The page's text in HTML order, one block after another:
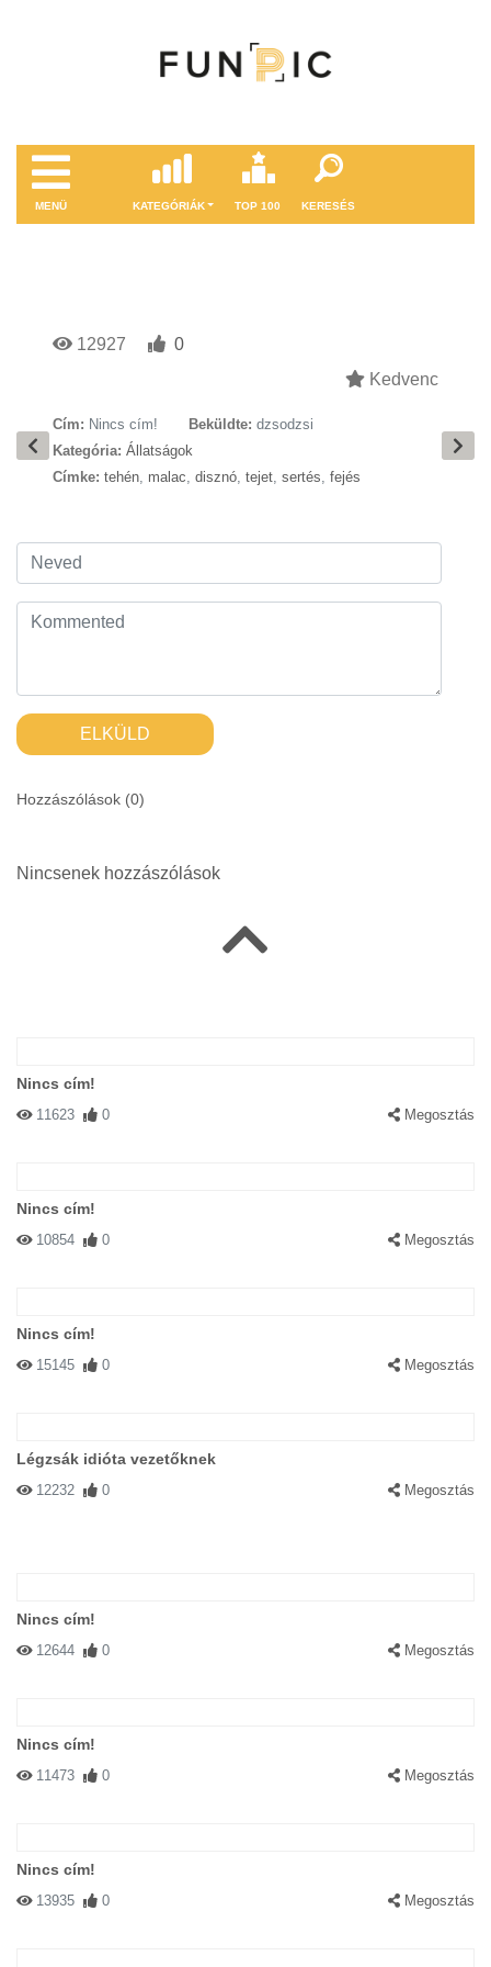
MENÜ KATEGÓRIÁK TOP 100 KERESÉS
12927
0
Kedvenc
Cím: Nincs cím! Beküldte: dzsodzsi
Kategória: Állatságok
Címke: tehén, malac, disznó, tejet, sertés, fejés
ELKÜLD
Hozzászólások (0)
Nincsenek hozzászólások
Nincs cím!
11623 0 Megosztás
Nincs cím!
10854 0 Megosztás
Nincs cím!
15145 0 Megosztás
Légzsák idióta vezetőknek
12232 0 Megosztás
Nincs cím!
12644 0 Megosztás
Nincs cím!
11473 0 Megosztás
Nincs cím!
13935 0 Megosztás